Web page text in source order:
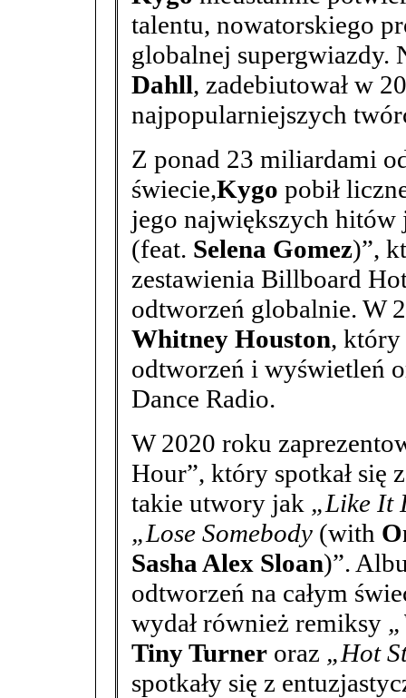
talentu, nowatorskiego
globalnej supergwiazdy.
Dahll, zadebiutował w
najpopularniejszych
Z ponad 23 miliardami
świecie,Kygo pobił
jego największych
(feat. Selena Gomez)”,
zestawienia Billboard
odtworzeń globalnie. W
Whitney Houston, który
odtworzeń i wyświetleń
Dance Radio.
W 2020 roku
Hour”, który spotkał się
takie utwory jak „Like It
„Lose Somebody(with
Sasha Alex Sloan)”.
odtworzeń na całym
wydał również remiksy
Tiny Turneroraz „Hot
spotkały się z